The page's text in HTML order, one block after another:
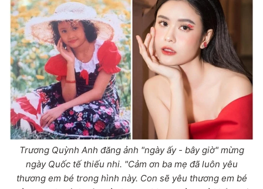
Trương Quỳnh Anh đăng ảnh "ngày ấy - bây giờ" mừng
ngày Quốc tế thiếu nhi. "Cảm ơn ba mẹ đã luôn yêu
thương em bé trong hình này. Con sẽ yêu thương em bé